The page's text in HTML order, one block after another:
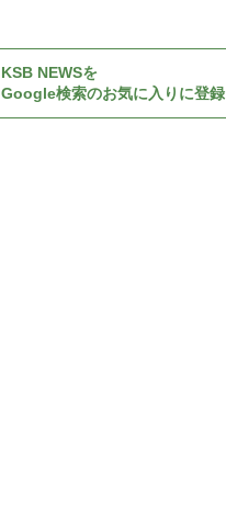
KSB NEWSを
Google検索のお気に入りに登録